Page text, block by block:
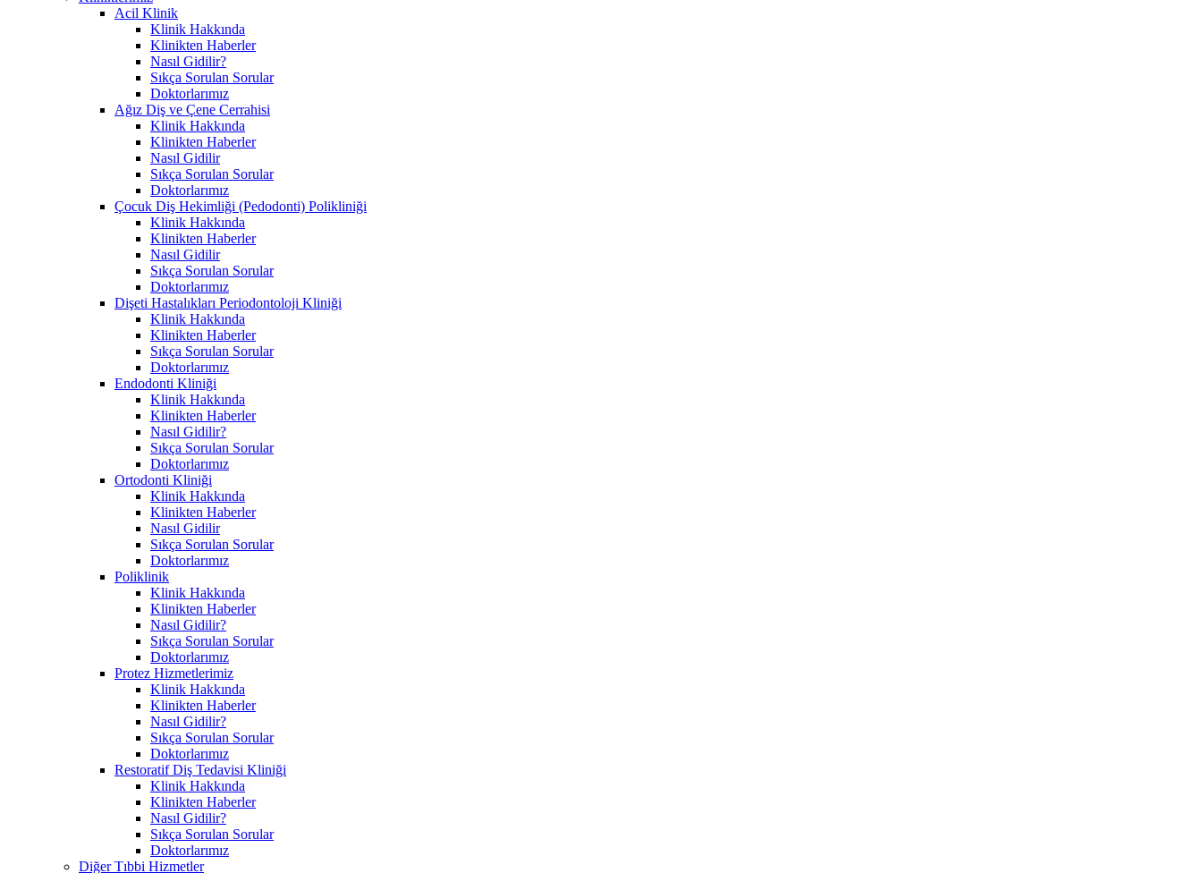
Acil Klinik
Klinik Hakkında
Klinikten Haberler
Nasıl Gidilir?
Sıkça Sorulan Sorular
Doktorlarımız
Ağız Diş ve Çene Cerrahisi
Klinik Hakkında
Klinikten Haberler
Nasıl Gidilir
Sıkça Sorulan Sorular
Doktorlarımız
Çocuk Diş Hekimliği (Pedodonti) Polikliniği
Klinik Hakkında
Klinikten Haberler
Nasıl Gidilir
Sıkça Sorulan Sorular
Doktorlarımız
Dişeti Hastalıkları Periodontoloji Kliniği
Klinik Hakkında
Klinikten Haberler
Sıkça Sorulan Sorular
Doktorlarımız
Endodonti Kliniği
Klinik Hakkında
Klinikten Haberler
Nasıl Gidilir?
Sıkça Sorulan Sorular
Doktorlarımız
Ortodonti Kliniği
Klinik Hakkında
Klinikten Haberler
Nasıl Gidilir
Sıkça Sorulan Sorular
Doktorlarımız
Poliklinik
Klinik Hakkında
Klinikten Haberler
Nasıl Gidilir?
Sıkça Sorulan Sorular
Doktorlarımız
Protez Hizmetlerimiz
Klinik Hakkında
Klinikten Haberler
Nasıl Gidilir?
Sıkça Sorulan Sorular
Doktorlarımız
Restoratif Diş Tedavisi Kliniği
Klinik Hakkında
Klinikten Haberler
Nasıl Gidilir?
Sıkça Sorulan Sorular
Doktorlarımız
Diğer Tıbbi Hizmetler